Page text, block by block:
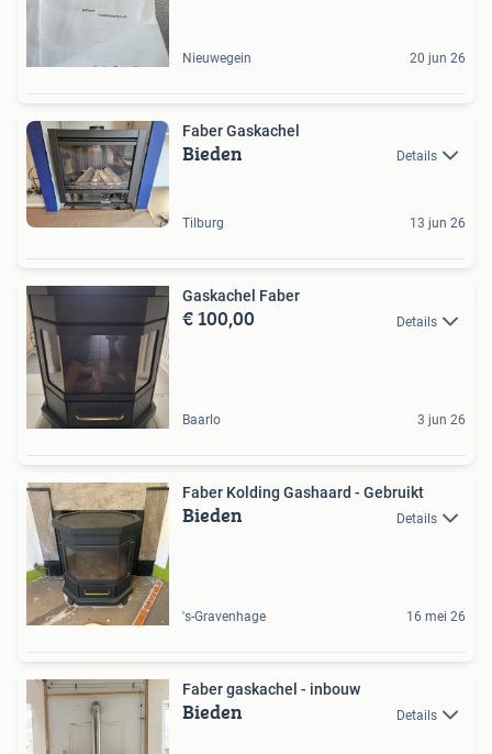
Nieuwegein 20 jun 26
Faber Gaskachel
Bieden Details
Tilburg 13 jun 26
Gaskachel Faber
€ 100,00 Details
Baarlo 3 jun 26
Faber Kolding Gashaard - Gebruikt
Bieden Details
's-Gravenhage 16 mei 26
Faber gaskachel - inbouw
Bieden Details